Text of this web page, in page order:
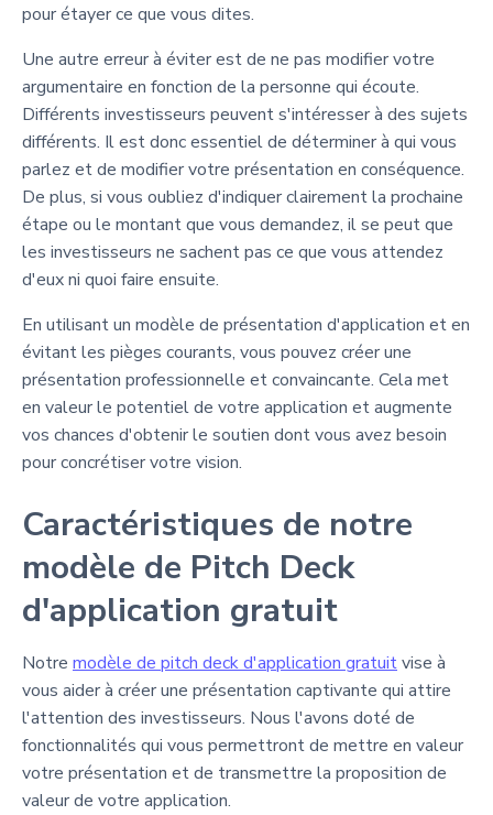
pour étayer ce que vous dites.
Une autre erreur à éviter est de ne pas modifier votre
argumentaire en fonction de la personne qui écoute.
Différents investisseurs peuvent s'intéresser à des sujets
différents. Il est donc essentiel de déterminer à qui vous
parlez et de modifier votre présentation en conséquence.
De plus, si vous oubliez d'indiquer clairement la prochaine
étape ou le montant que vous demandez, il se peut que
les investisseurs ne sachent pas ce que vous attendez
d'eux ni quoi faire ensuite.
En utilisant un modèle de présentation d'application et en
évitant les pièges courants, vous pouvez créer une
présentation professionnelle et convaincante. Cela met
en valeur le potentiel de votre application et augmente
vos chances d'obtenir le soutien dont vous avez besoin
pour concrétiser votre vision.
Caractéristiques de notre
modèle de Pitch Deck
d'application gratuit
Notre modèle de pitch deck d'application gratuitvise à
vous aider à créer une présentation captivante qui attire
l'attention des investisseurs. Nous l'avons doté de
fonctionnalités qui vous permettront de mettre en valeur
votre présentation et de transmettre la proposition de
valeur de votre application.